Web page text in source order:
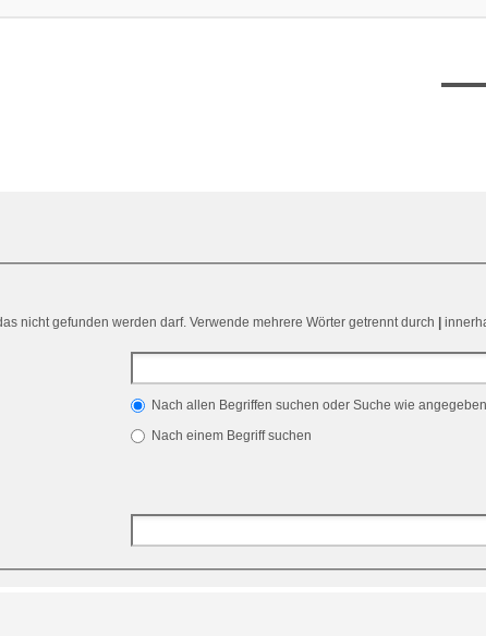
nicht gefunden werden darf. Verwende mehrere Wörter getrennt durch
Nach allen Begriffen suchen oder Suche wie
Nach einem Begriff suchen